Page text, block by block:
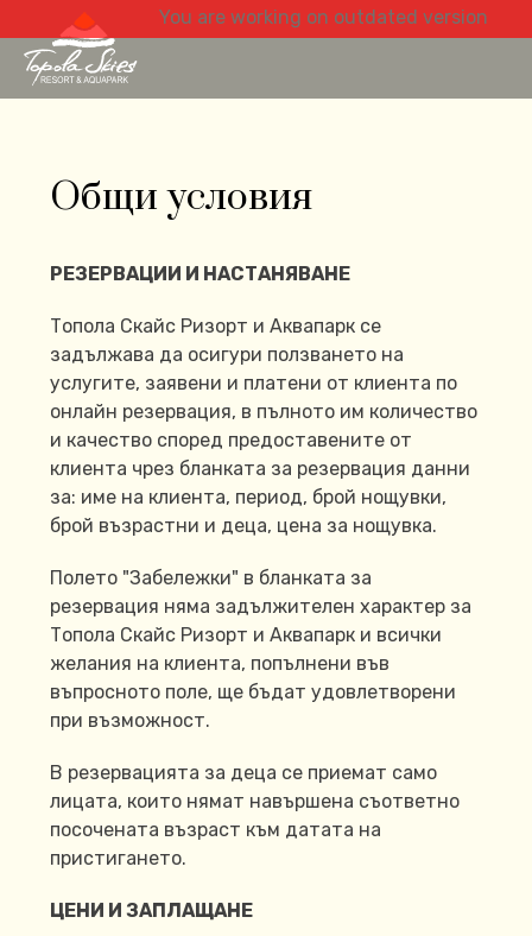
You are working on outdated version
Общи условия
РЕЗЕРВАЦИИ И НАСТАНЯВАНЕ
Топола Скайс Ризорт и Аквапарк се
задължава да осигури ползването на
услугите, заявени и платени от клиента по
онлайн резервация, в пълното им количество
и качество според предоставените от
клиента чрез бланката за резервация данни
за: име на клиента, период, брой нощувки,
брой възрастни и деца, цена за нощувка.
Полето "Забележки" в бланката за
резервация няма задължителен характер за
Топола Скайс Ризорт и Аквапарк и всички
желания на клиента, попълнени във
въпросното поле, ще бъдат удовлетворени
при възможност.
В резервацията за деца се приемат само
лицата, които нямат навършена съответно
посочената възраст към датата на
пристигането.
ЦЕНИ И ЗАПЛАЩАНЕ